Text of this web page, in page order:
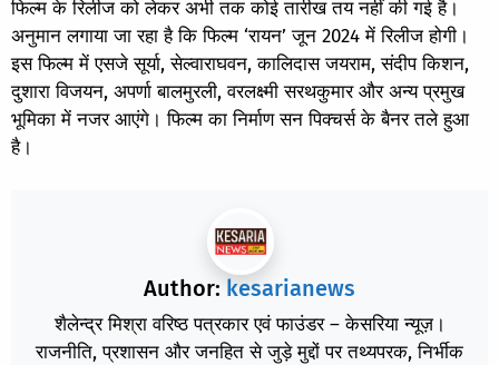
फिल्म के रिलीज को लेकर अभी तक कोई तारीख तय नहीं की गई है।
अनुमान लगाया जा रहा है कि फिल्म ‘रायन’ जून 2024 में रिलीज होगी।
इस फिल्म में एसजे सूर्या, सेल्वाराघवन, कालिदास जयराम, संदीप किशन,
दुशारा विजयन, अपर्णा बालमुरली, वरलक्ष्मी सरथकुमार और अन्य प्रमुख
भूमिका में नजर आएंगे। फिल्म का निर्माण सन पिक्चर्स के बैनर तले हुआ
है।
Author: kesarianews
शैलेन्द्र मिश्रा वरिष्ठ पत्रकार एवं फाउंडर – केसरिया न्यूज़।
राजनीति, प्रशासन और जनहित से जुड़े मुद्दों पर तथ्यपरक, निर्भीक